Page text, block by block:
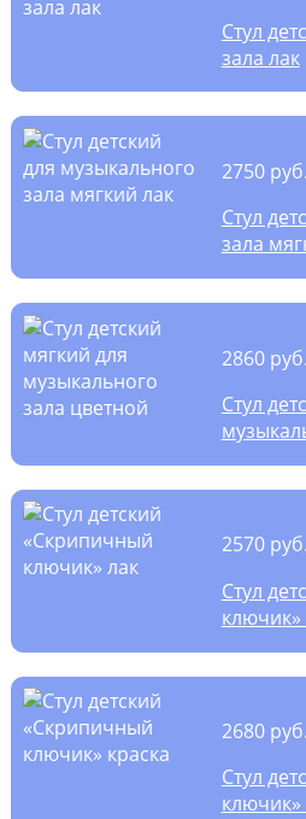
Стул
зала лак
2750 руб.
Стул
зала
2860 руб.
Стул
2570 руб.
Стул
ключик»
2680 руб.
Стул
ключик»